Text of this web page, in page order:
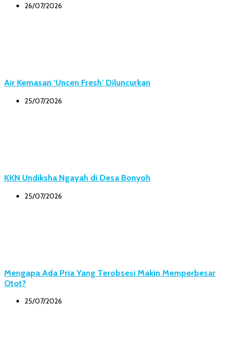
26/07/2026
Air Kemasan ‘Uncen Fresh’ Diluncurkan
25/07/2026
KKN Undiksha Ngayah di Desa Bonyoh
25/07/2026
Mengapa Ada Pria Yang Terobsesi Makin Memperbesar
Otot?
25/07/2026